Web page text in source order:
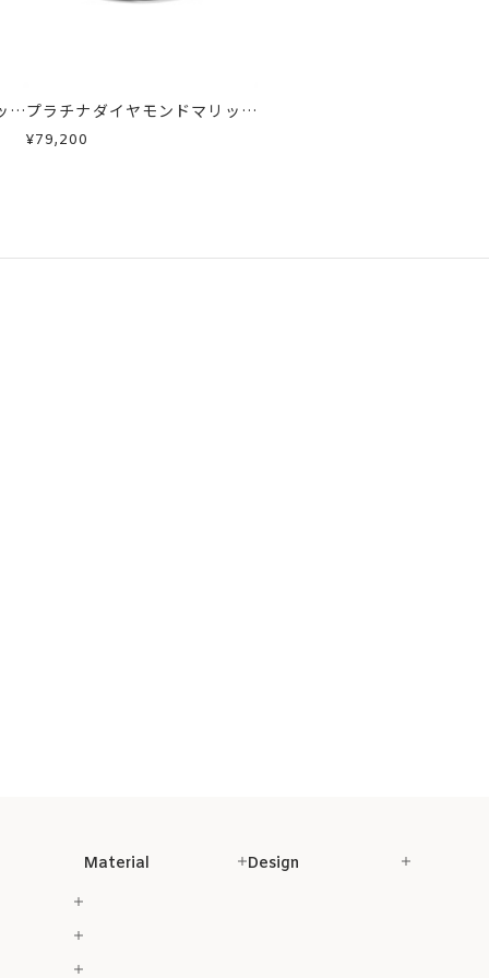
ジプラチナダイヤモンドマリッジ
リング
¥79,200
Material Design